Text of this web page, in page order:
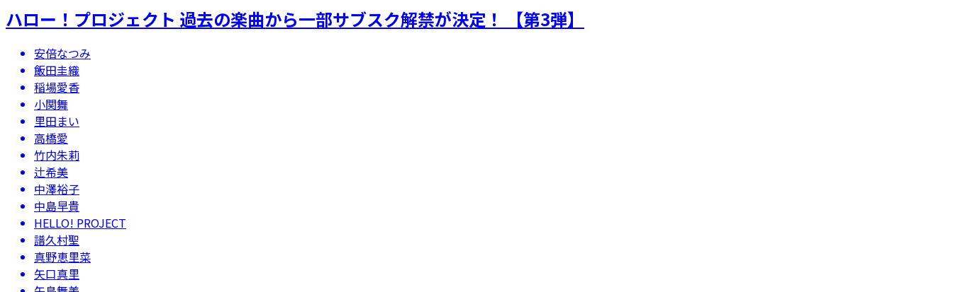
ハロー！プロジェクト 過去の楽曲から一部サブスク解禁が決定！ 【第3弾】
安倍なつみ
飯田圭織
稲場愛香
小関舞
里田まい
高橋愛
竹内朱莉
辻希美
中澤裕子
中島早貴
HELLO! PROJECT
譜久村聖
真野恵里菜
矢口真里